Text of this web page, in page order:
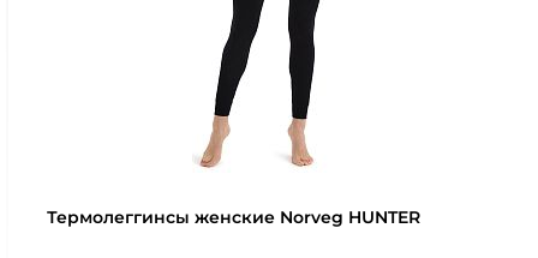
Термолеггинcы женские Norveg HUNTER